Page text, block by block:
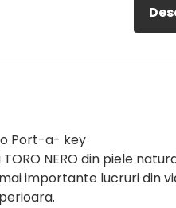
Port-a- key
NERO din piele
importante lucruri din